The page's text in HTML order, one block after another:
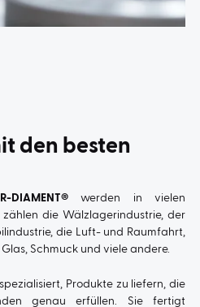
den besten
DIAMENT®werden in vielen
zählen die Wälzlagerindustrie, der
die Luft- und Raumfahrt,
Schmuck und viele andere.
Produkte zu liefern, die
genau erfüllen. Sie fertigt